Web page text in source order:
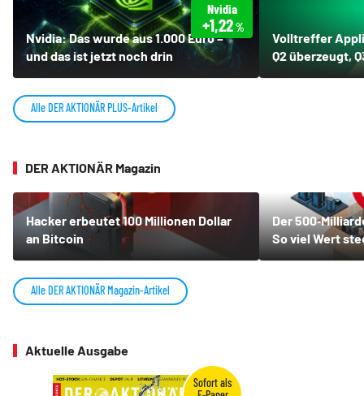
Nvidia: Das wurde aus 1.000 Euro –
und das ist jetzt noch drin
Nvidia
+1,22%
Volltreffer
Q2 überzeugt,
Alle DER AKTIONÄR PLUS-Artikel
DER AKTIONÄR Magazin
Hacker erbeutet 100 Millionen Dollar
an Bitcoin
Der
So viel Wert
Alle DER AKTIONÄR Magazin-Artikel
Aktuelle Ausgabe